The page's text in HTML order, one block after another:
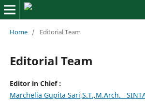
Home / Editorial Team
Editorial Team
Editor in Chief :
Marchelia Gupita Sari,S.T.,M.Arch.